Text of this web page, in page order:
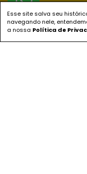
Esse site salva seu
navegando nele,
a nossa Política de